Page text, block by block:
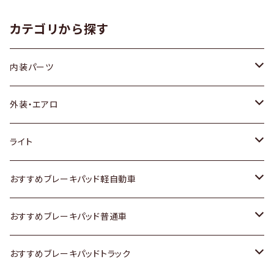
カテゴリから探す
内装パーツ
トヨタ
ホンダ
スズキ
日産
いすゞ
外装・エアロ
トヨタ
ホンダ
スズキ
日産
ライト
トヨタ
スズキ
日産
おすすめブレーキパッド軽自動車
トヨタ
ホンダ
おすすめブレーキパッド普通車
トヨタ
おすすめブレーキパッドトラック